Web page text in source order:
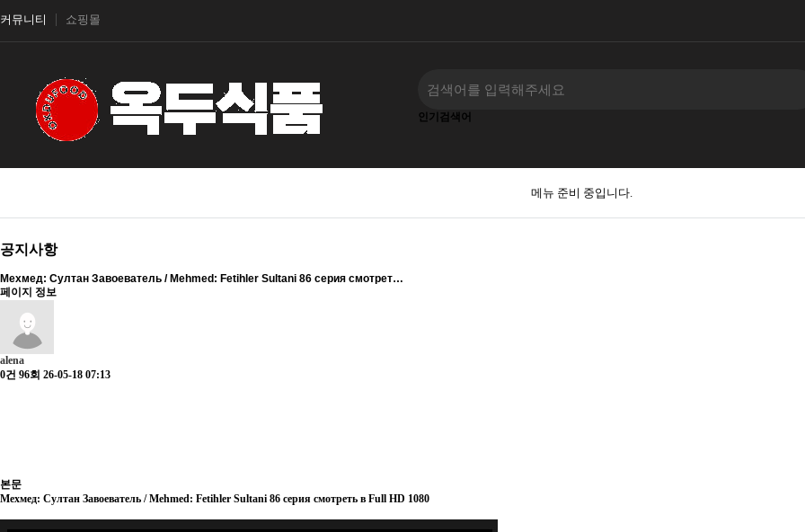
커뮤니티 쇼핑몰
인기검색어
메뉴 준비 중입니다.
공지사항
Мехмед: Султан Завоеватель / Mehmed: Fetihler Sultani 86 серия смотрет…
페이지 정보
alena
0건 96회 26-05-18 07:13
본문
Мехмед: Султан Завоеватель / Mehmed: Fetihler Sultani 86 серия смотреть в Full HD 1080